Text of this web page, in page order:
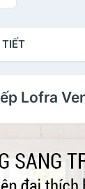
Lofra